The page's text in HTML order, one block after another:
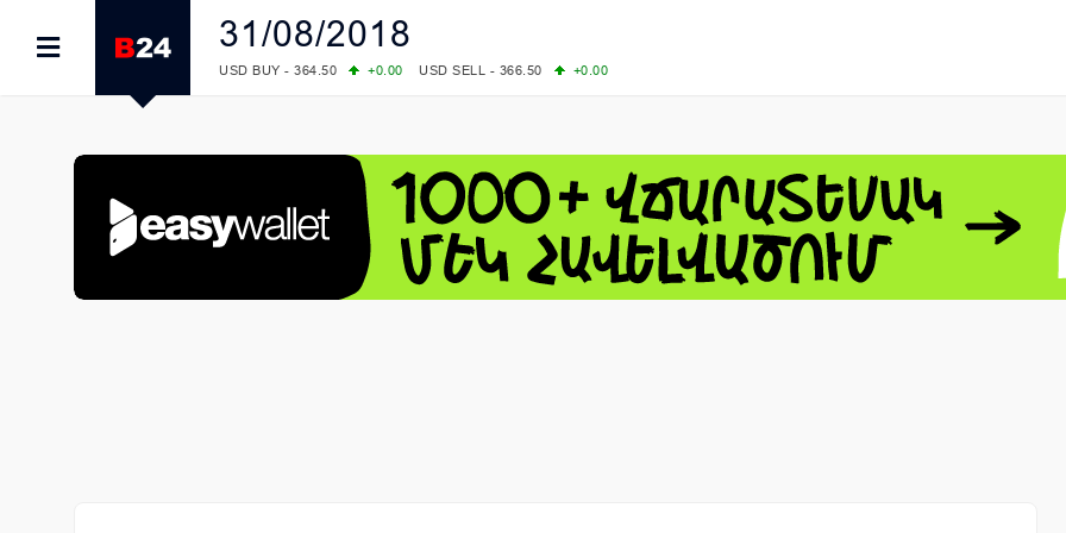
31/08/2018
USD BUY - 364.50 +0.00 USD SELL - 366.50
+0.00
COMEX: PLATINUM - 1749.90
LME: ALUMINIUM - 3184.00
-0.27 COPPER - 13791.00
-0.12
LME: NICKEL - 17249.00
+0.09 TIN - 55268.00
+2.50
LME: LEAD - 1877.50
-1.00 ZINC - 3643.00
+1.43
FOREX: USD/JPY - 158.37
+0.44 EUR/GBP - 1.1521
-0.23
FOREX: EUR/USD - 1.1521
-0.23 GBP/USD - 1.3448
-0.08